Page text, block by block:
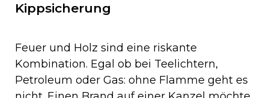
Kippsicherung
Feuer und Holz sind eine riskante
Kombination. Egal ob bei Teelichtern,
Petroleum oder Gas: ohne Flamme geht es